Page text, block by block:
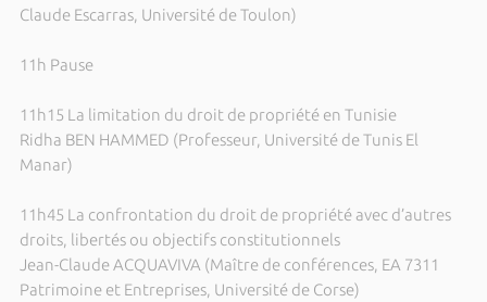
Claude Escarras, Université de Toulon)
11h Pause
11h15 La limitation du droit de propriété en Tunisie
Ridha BEN HAMMED (Professeur, Université de Tunis El
Manar)
11h45 La confrontation du droit de propriété avec d’autres
droits, libertés ou objectifs constitutionnels
Jean-Claude ACQUAVIVA (Maître de conférences, EA 7311
Patrimoine et Entreprises, Université de Corse)